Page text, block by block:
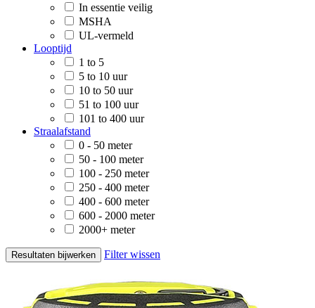
In essentie veilig
MSHA
UL-vermeld
Looptijd
1 to 5
5 to 10 uur
10 to 50 uur
51 to 100 uur
101 to 400 uur
Straalafstand
0 - 50 meter
50 - 100 meter
100 - 250 meter
250 - 400 meter
400 - 600 meter
600 - 2000 meter
2000+ meter
Resultaten bijwerken Filter wissen